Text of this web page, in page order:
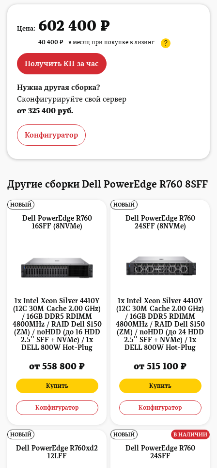
Цена: 602 400 ₽
40 400 ₽ в месяц при покупке в лизинг ?
Получить КП за час
Нужна другая сборка?
Сконфигурируйте свой сервер
от 325 400 руб.
Конфигуратор
Другие сборки Dell PowerEdge R760 8SFF
Dell PowerEdge R760
16SFF (8NVMe)
1x Intel Xeon Silver 4410Y
(12C 30M Cache 2.00 GHz)
/ 16GB DDR5 RDIMM
4800MHz / RAID Dell S150
(ZM) / noHDD (до 16 HDD
2.5'' SFF + NVMe) / 1x
DELL 800W Hot-Plug
от 558 800 ₽
Купить
Конфигуратор
НОВЫЙ
Dell PowerEdge R760
24SFF (8NVMe)
1x Intel Xeon Silver 4410Y
(12C 30M Cache 2.00 GHz)
/ 16GB DDR5 RDIMM
4800MHz / RAID Dell S150
(ZM) / noHDD (до 24 HDD
2.5'' SFF + NVMe) / 1x
DELL 800W Hot-Plug
от 515 100 ₽
Купить
Конфигуратор
НОВЫЙ
Dell PowerEdge R760xd2
12LFF
НОВЫЙ
Dell PowerEdge R760
24SFF
НОВЫЙ В НАЛИЧИИ